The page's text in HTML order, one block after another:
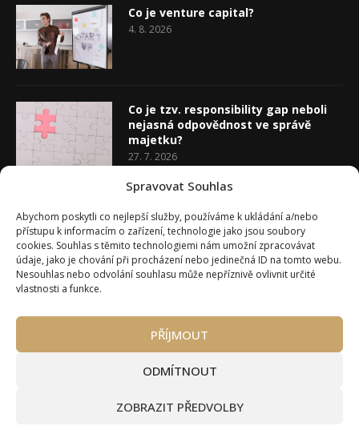
Spravovat Souhlas
Abychom poskytli co nejlepší služby, používáme k ukládání a/nebo
přístupu k informacím o zařízení, technologie jako jsou soubory
cookies. Souhlas s těmito technologiemi nám umožní zpracovávat
údaje, jako je chování při procházení nebo jedinečná ID na tomto webu.
Nesouhlas nebo odvolání souhlasu může nepříznivě ovlivnit určité
vlastnosti a funkce.
PŘÍJMOUT
ODMÍTNOUT
ZOBRAZIT PŘEDVOLBY
Co je venture capital?
4. 8. 2026
Co je tzv. responsibility gap neboli
nejasná odpovědnost ve správě
majetku?
27. 7. 2026
20. 7. 2026
O Wealth Magazínu Můj účet
Kontakty
Máte zájem o spolupráci?
Pravidla používání webu wmag.cz
Ke stažení (partneři a autoři)